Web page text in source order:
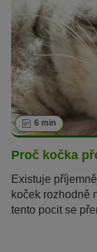
6 min
Proč kočka
Existuje
koček rozhodně
tento pocit se